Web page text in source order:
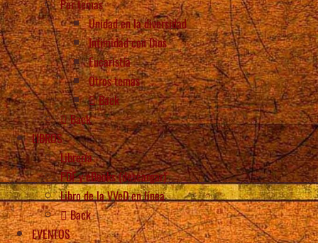
Por temas
Unidad en la diversidad
Intimidad con Dios
Eucaristía
Otros temas
Back
Back
LIBROS
Librería
PDF y eBooks (descargar)
Libro de la VVeD en línea
Back
EVENTOS